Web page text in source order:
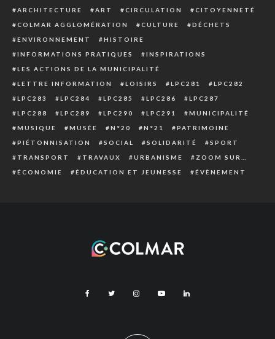
ARCHITECTURE
ART CIRCULATION
CITOYENNETÉ
COLMAR AGGLOMÉRATION
CULTURE
DÉCHETS
ENVIRONNEMENT
HISTOIRE
INFORMATIONS PRATIQUES
INSPIRATIONS
LES ACTIONS DE LA MUNICIPALITÉ
LETTRE INFORMATION
LOISIRS LPC281
LPC282
LPC283
LPC284 LPC285 LPC286
LPC287
LPC288
LPC289 LPC290 LPC291
MUNICIPALITÉ
MUSIQUE
MUSÉE N°20 N°21
PATRIMOINE
PIÉTONNISATION
SOCIAL SOLIDARITÉ
SPORT
TRANSPORT
TRAVAUX URBANISME
ZOOM SUR…
ÉCONOMIE
ÉDUCATION ET JEUNESSE ÉVÈNEMENT